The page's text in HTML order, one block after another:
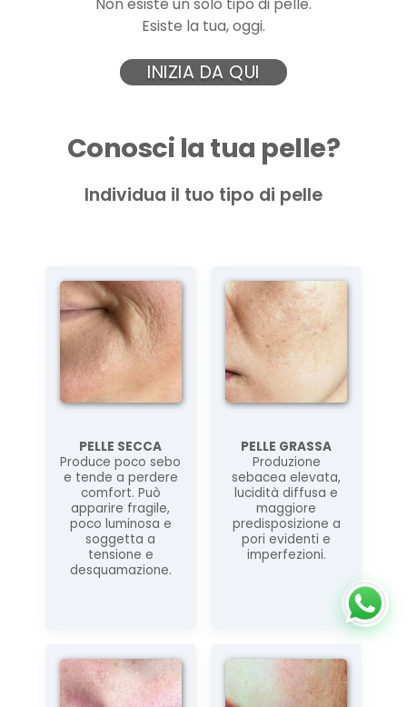
AGGIUNGI AL CARRELLO
STICK SIERO ATTIVO
13,00 €
AGGIUNGI AL CARRELLO
Esiste la tua, oggi.
INIZIA DA QUI
Conosci la tua pelle?
Individua il tuo tipo di pelle
PELLE SECCA
Produce poco sebo
e tende a perdere
comfort. Può
apparire fragile,
poco luminosa e
soggetta a
tensione e
desquamazione.
PELLE GRASSA
Produzione
sebacea elevata,
lucidità diffusa e
maggiore
predisposizione a
pori evidenti e
imperfezioni.